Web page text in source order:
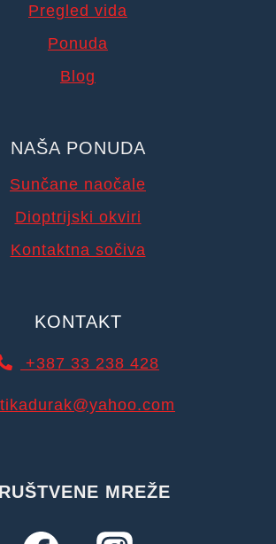
Pregled vida
Ponuda
Blog
NAŠA PONUDA
Sunčane naočale
Dioptrijski okviri
Kontaktna sočiva
KONTAKT
+387 33 238 428
MREŽE